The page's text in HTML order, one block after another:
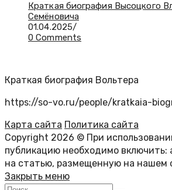
Краткая биография Высоцкого
Семёновича
01.04.2025/
0 Comments
Краткая биография Вольтера
https://so-vo.ru/people/kratkaia-
Карта сайта Политика сайта
Copyright 2026 © При
публикацию необходимо включить:
на статью, размещенную на нашем
Закрыть меню